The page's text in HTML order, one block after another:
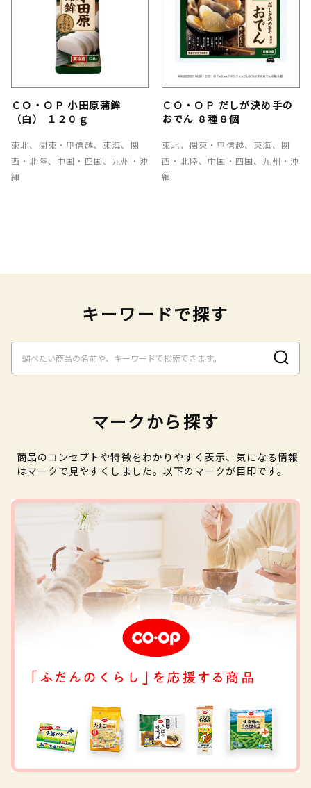
ＣＯ・ＯＰ 小田原蒲鉾
（白） １２０ｇ
東北、関東・甲信越、東海、関
西・北陸、中国・四国、九州・沖
縄
ＣＯ・ＯＰ だしが決め手の
おでん ８種８個
東北、関東・甲信越、東海、関
西・北陸、中国・四国、九州・沖
縄
キーワードで探す
マークから探す
商品のコンセプトや特徴をわかりやすく表示、気になる情報
はマークで見やすくしました。以下のマークが目印です。